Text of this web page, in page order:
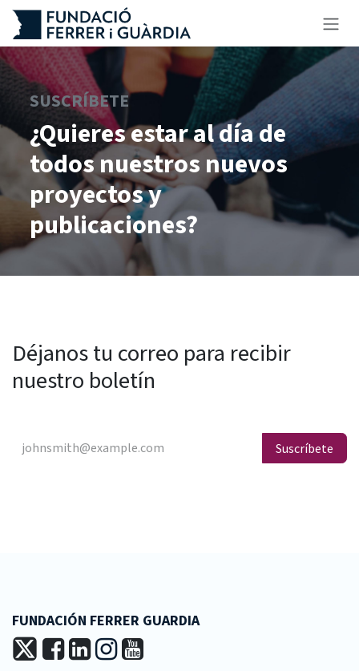
Ir al contenido
SUSCRÍBETE
¿Quieres estar al día de
todos nuestros nuevos
proyectos y
publicaciones?
Déjanos tu correo para recibir
nuestro boletín
Suscríbete
FUNDACIÓN FERRER GUARDIA